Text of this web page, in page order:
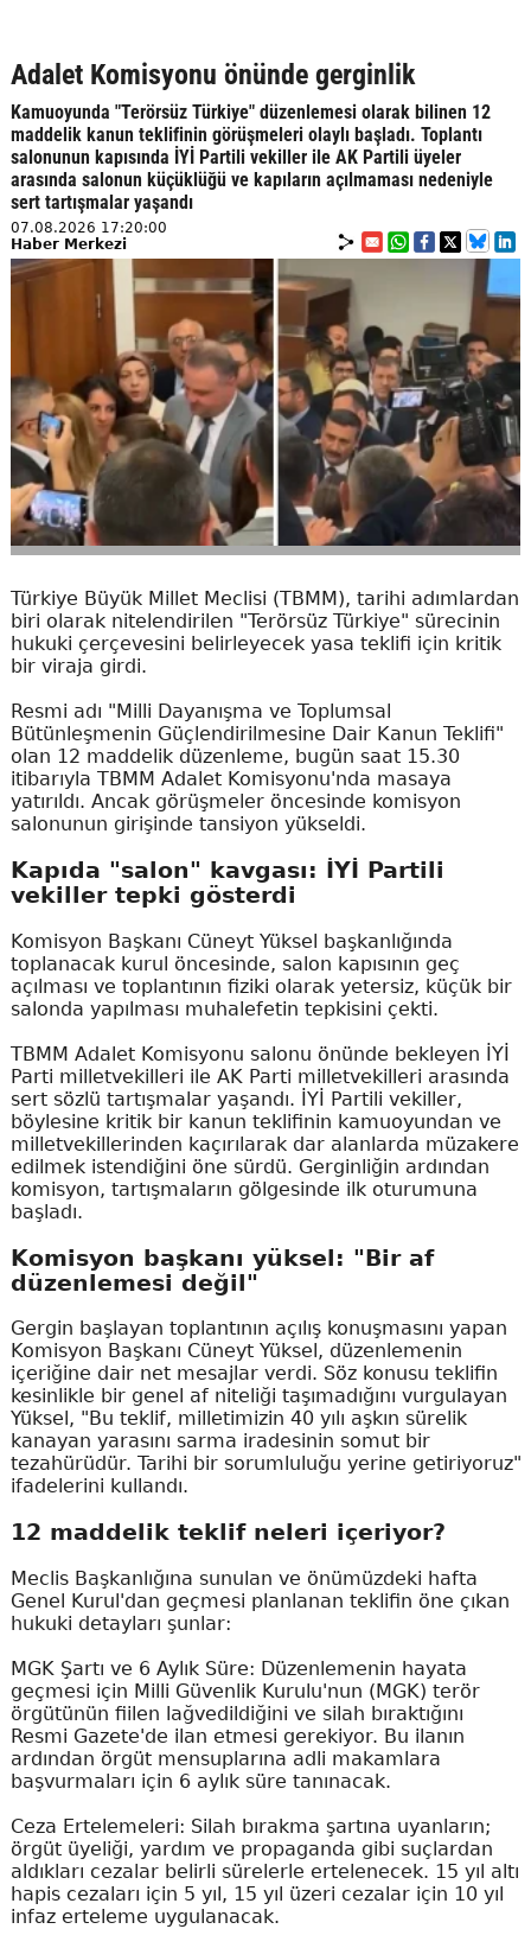
Adalet Komisyonu önünde gerginlik
Kamuoyunda "Terörsüz Türkiye" düzenlemesi olarak bilinen 12
maddelik kanun teklifinin görüşmeleri olaylı başladı. Toplantı
salonunun kapısında İYİ Partili vekiller ile AK Partili üyeler
arasında salonun küçüklüğü ve kapıların açılmaması nedeniyle
sert tartışmalar yaşandı
07.08.2026 17:20:00
Haber Merkezi
Türkiye Büyük Millet Meclisi (TBMM), tarihi adımlardan
biri olarak nitelendirilen "Terörsüz Türkiye" sürecinin
hukuki çerçevesini belirleyecek yasa teklifi için kritik
bir viraja girdi.
Resmi adı "Milli Dayanışma ve Toplumsal
Bütünleşmenin Güçlendirilmesine Dair Kanun Teklifi"
olan 12 maddelik düzenleme, bugün saat 15.30
itibarıyla TBMM Adalet Komisyonu'nda masaya
yatırıldı. Ancak görüşmeler öncesinde komisyon
salonunun girişinde tansiyon yükseldi.
Kapıda "salon" kavgası: İYİ Partili
vekiller tepki gösterdi
Komisyon Başkanı Cüneyt Yüksel başkanlığında
toplanacak kurul öncesinde, salon kapısının geç
açılması ve toplantının fiziki olarak yetersiz, küçük bir
salonda yapılması muhalefetin tepkisini çekti.
TBMM Adalet Komisyonu salonu önünde bekleyen İYİ
Parti milletvekilleri ile AK Parti milletvekilleri arasında
sert sözlü tartışmalar yaşandı. İYİ Partili vekiller,
böylesine kritik bir kanun teklifinin kamuoyundan ve
milletvekillerinden kaçırılarak dar alanlarda müzakere
edilmek istendiğini öne sürdü. Gerginliğin ardından
komisyon, tartışmaların gölgesinde ilk oturumuna
başladı.
Komisyon başkanı yüksel: "Bir af
düzenlemesi değil"
Gergin başlayan toplantının açılış konuşmasını yapan
Komisyon Başkanı Cüneyt Yüksel, düzenlemenin
içeriğine dair net mesajlar verdi. Söz konusu teklifin
kesinlikle bir genel af niteliği taşımadığını vurgulayan
Yüksel, "Bu teklif, milletimizin 40 yılı aşkın sürelik
kanayan yarasını sarma iradesinin somut bir
tezahürüdür. Tarihi bir sorumluluğu yerine getiriyoruz"
ifadelerini kullandı.
12 maddelik teklif neleri içeriyor?
Meclis Başkanlığına sunulan ve önümüzdeki hafta
Genel Kurul'dan geçmesi planlanan teklifin öne çıkan
hukuki detayları şunlar:
MGK Şartı ve 6 Aylık Süre: Düzenlemenin hayata
geçmesi için Milli Güvenlik Kurulu'nun (MGK) terör
örgütünün fiilen lağvedildiğini ve silah bıraktığını
Resmi Gazete'de ilan etmesi gerekiyor. Bu ilanın
ardından örgüt mensuplarına adli makamlara
başvurmaları için 6 aylık süre tanınacak.
Ceza Ertelemeleri: Silah bırakma şartına uyanların;
örgüt üyeliği, yardım ve propaganda gibi suçlardan
aldıkları cezalar belirli sürelerle ertelenecek. 15 yıl altı
hapis cezaları için 5 yıl, 15 yıl üzeri cezalar için 10 yıl
infaz erteleme uygulanacak.